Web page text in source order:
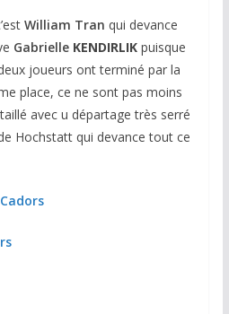
William Tran qui devance
Gabrielle KENDIRLIKpuisque
joueurs ont terminé par la
place, ce ne sont pas moins
avec u départage très serré
Hochstatt qui devance tout ce